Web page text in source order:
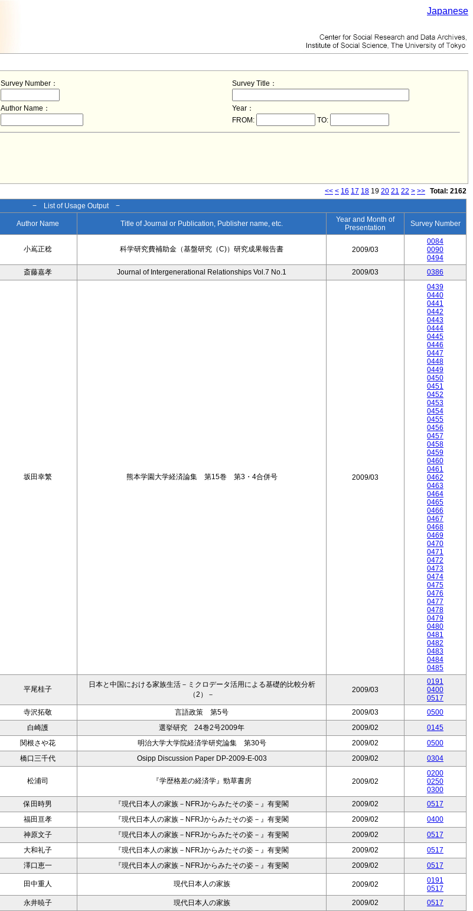
Japanese
Survey Number： Survey Title：
Author Name：
Year：
FROM:
TO:
<< < 16 17 18 19 20 21 22 > >> Total: 2162
− List of Usage Output −
Author Name Title of Journal or Publication, Publisher name, etc.
Year and Month of
Presentation
Survey Number
小嶌正稔 科学研究費補助金（基盤研究（C)）研究成果報告書 2009/03
0084
0090
0494
斎藤嘉孝 Journal of Intergenerational Relationships Vol.7 No.1 2009/03 0386
坂田幸繁 熊本学園大学経済論集 第15巻 第3・4合併号 2009/03
0439
0440
0441
0442
0443
0444
0445
0446
0447
0448
0449
0450
0451
0452
0453
0454
0455
0456
0457
0458
0459
0460
0461
0462
0463
0464
0465
0466
0467
0468
0469
0470
0471
0472
0473
0474
0475
0476
0477
0478
0479
0480
0481
0482
0483
0484
0485
平尾桂子
日本と中国における家族生活－ミクロデータ活用による基礎的比較分析
（2）－
2009/03
0191
0400
0517
寺沢拓敬 言語政策 第5号 2009/03
0500
白崎護 選挙研究 24巻2号2009年 2009/02
0145
関根さや花 明治大学大学院経済学研究論集 第30号 2009/02
0500
橋口三千代 Osipp Discussion Paper DP-2009-E-003 2009/02 0304
松浦司 『学歴格差の経済学』勁草書房 2009/02
0200
0250
0300
保田時男 『現代日本人の家族－NFRJからみたその姿－』有斐閣 2009/02
0517
福田亘孝 『現代日本人の家族－NFRJからみたその姿－』有斐閣 2009/02
0400
神原文子 『現代日本人の家族－NFRJからみたその姿－』有斐閣 2009/02
0517
大和礼子 『現代日本人の家族－NFRJからみたその姿－』有斐閣 2009/02
0517
澤口恵一 『現代日本人の家族－NFRJからみたその姿－』有斐閣 2009/02 0517
田中重人 現代日本人の家族 2009/02
0191
0517
永井暁子 現代日本人の家族 2009/02
0517